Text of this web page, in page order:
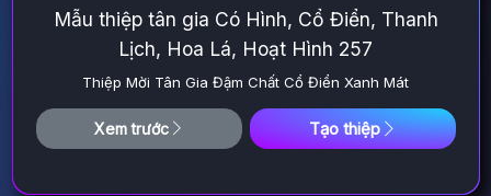
Mẫu thiệp tân gia Có Hình, Cổ Điển, Thanh
Lịch, Hoa Lá, Hoạt Hình 257
Thiệp Mời Tân Gia Đậm Chất Cổ Điển Xanh Mát
Xem trước Tạo thiệp